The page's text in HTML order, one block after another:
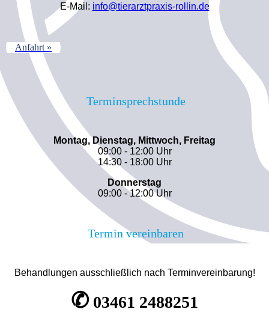
E-Mail: info@tierarztpraxis-rollin.de
Anfahrt »
Terminsprechstunde
Montag, Dienstag, Mittwoch, Freitag
09:00 - 12:00 Uhr
14:30 - 18:00 Uhr
Donnerstag
09:00 - 12:00 Uhr
Termin vereinbaren
Behandlungen ausschließlich nach Terminvereinbarung!
✆03461 2488251